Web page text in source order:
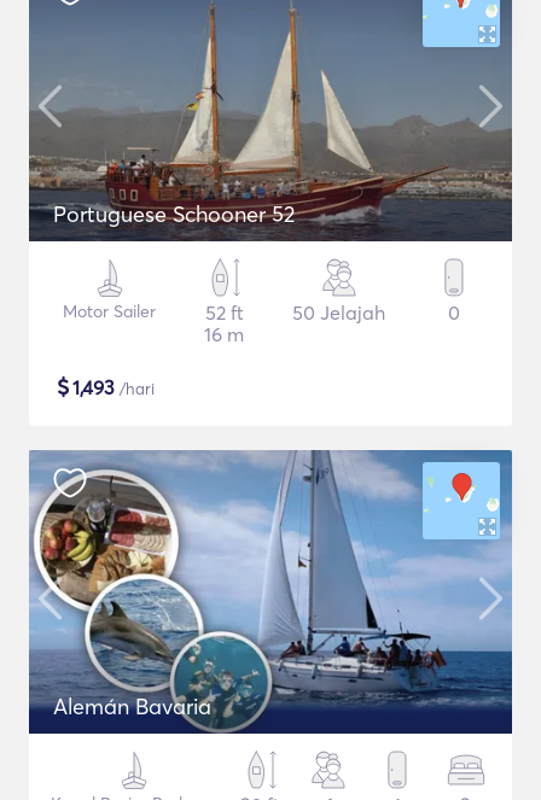
Portuguese Schooner 52
Motor Sailer
52 ft
16 m
50 Jelajah 0
$1,493 /hari
Alemán Bavaria